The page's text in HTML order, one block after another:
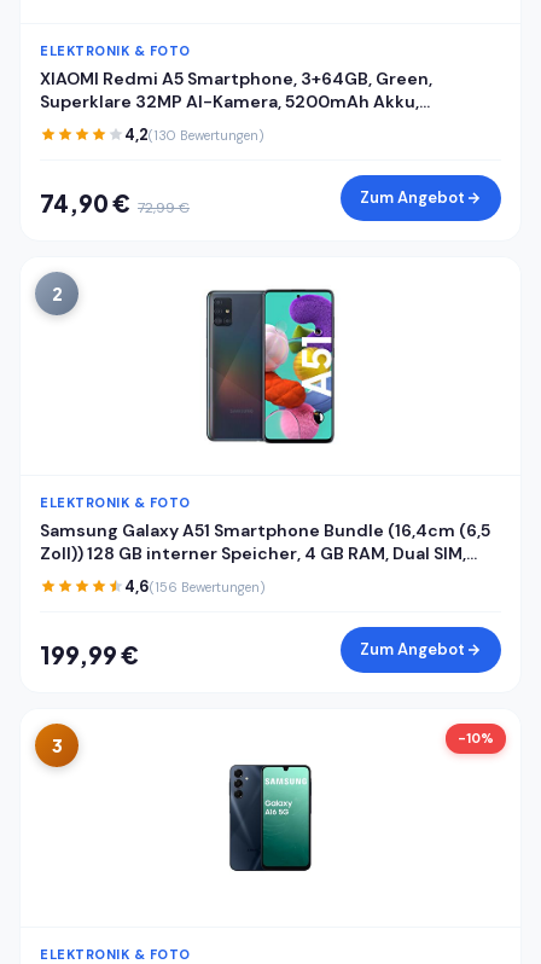
ELEKTRONIK & FOTO
XIAOMI Redmi A5 Smartphone, 3+64GB, Green,
Superklare 32MP AI-Kamera, 5200mAh Akku,
Leistungsstarker Octa-Core-Prozessor, Immersives
6,88" 120Hz Display
4,2(130 Bewertungen)
74,90 € 72,99 € Zum Angebot
2
ELEKTRONIK & FOTO
Samsung Galaxy A51 Smartphone Bundle (16,4cm (6,5
Zoll)) 128 GB interner Speicher, 4 GB RAM, Dual SIM,
Android inkl. 24 Monate Herstellergarantie [Exklusiv
bei Amazon] Deutsche Version
4,6(156 Bewertungen)
199,99 € Zum Angebot
3 -10%
ELEKTRONIK & FOTO